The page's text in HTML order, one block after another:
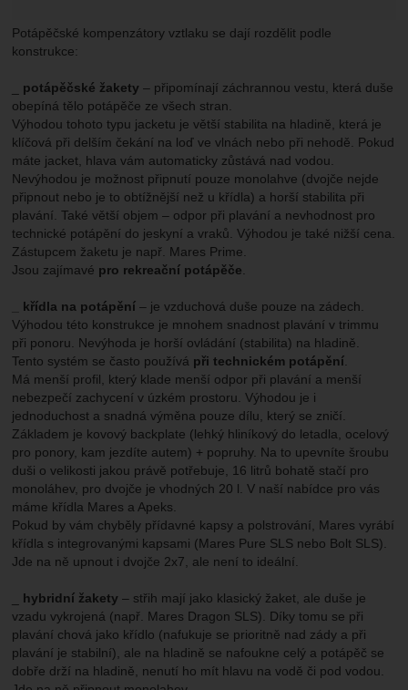
Potápěčské kompenzátory vztlaku se dají rozdělit podle
konstrukce:
potápěčské žakety – připomínají záchrannou vestu, která duše
obepíná tělo potápěče ze všech stran.
Výhodou tohoto typu jacketu je větší stabilita na hladině, která je
klíčová při delším čekání na loď ve vlnách nebo při nehodě. Pokud
máte jacket, hlava vám automaticky zůstává nad vodou.
Nevýhodou je možnost připnutí pouze monolahve (dvojče nejde
připnout nebo je to obtížnější než u křídla) a horší stabilita při
plavání. Také větší objem – odpor při plavání a nevhodnost pro
technické potápění do jeskyní a vraků. Výhodou je také nižší cena.
Zástupcem žaketu je např. Mares Prime.
Jsou zajímavé pro rekreační potápěče
_ křídla na potápění – je vzduchová duše pouze na zádech.
Výhodou této konstrukce je mnohem snadnost plavání v trimmu
při ponoru. Nevýhoda je horší ovládání (stabilita) na hladině.
Tento systém se často používá při technickém potápění
Má menší profil, který klade menší odpor při plavání a menší
nebezpečí zachycení v úzkém prostoru. Výhodou je i
jednoduchost a snadná výměna pouze dílu, který se zničí.
Základem je kovový backplate (lehký hliníkový do letadla, ocelový
pro ponory, kam jezdíte autem) + popruhy. Na to upevníte šroubu
duši o velikosti jakou právě potřebuje, 16 litrů bohatě stačí pro
monoláhev, pro dvojče je vhodných 20 l. V naší nabídce pro vás
máme křídla Mares a Apeks.
Pokud by vám chyběly přídavné kapsy a polstrování, Mares vyrábí
křídla s integrovanými kapsami (Mares Pure SLS nebo Bolt SLS).
Jde na ně upnout i dvojče 2x7, ale není to ideální.
hybridní žakety – střih mají jako klasický žaket, ale duše je
vzadu vykrojená (např. Mares Dragon SLS). Díky tomu se při
plavání chová jako křídlo (nafukuje se prioritně nad zády a při
plavání je stabilní), ale na hladině se nafoukne celý a potápěč se
dobře drží na hladině, nenutí ho mít hlavu na vodě či pod vodou.